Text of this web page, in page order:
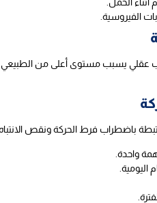
الفيروسية.
يسبب مستوى أعلى من الطبيعي
باضطراب فرط الحركة ونقص
واحدة.
اليومية.